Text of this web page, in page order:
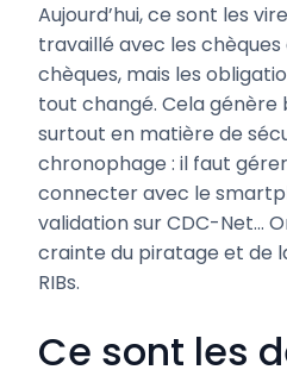
Aujourd’hui, ce sont les
travaillé avec les
chèques, mais les
tout changé. Cela génère
surtout en matière de
chronophage : il faut gérer
connecter avec le
validation sur CDC-Net…
crainte du piratage et de
RIBs.
Ce sont les